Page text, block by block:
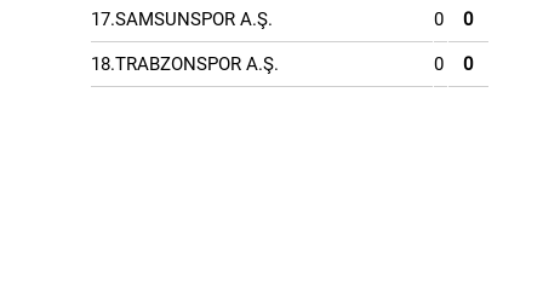
17.SAMSUNSPOR A.Ş. 0 0
18.TRABZONSPOR A.Ş. 0 0